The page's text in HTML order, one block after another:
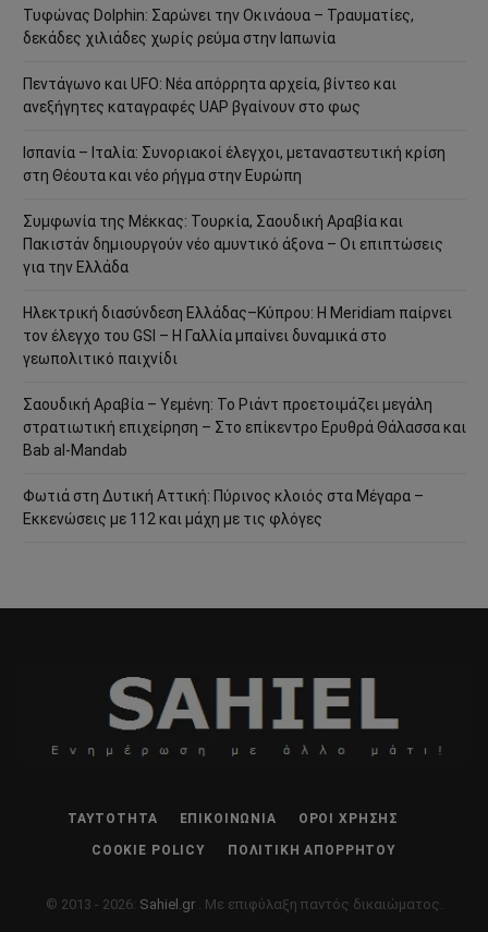
Τυφώνας Dolphin: Σαρώνει την Οκινάουα – Τραυματίες,
δεκάδες χιλιάδες χωρίς ρεύμα στην Ιαπωνία
Πεντάγωνο και UFO: Νέα απόρρητα αρχεία, βίντεο και
ανεξήγητες καταγραφές UAP βγαίνουν στο φως
Ισπανία – Ιταλία: Συνοριακοί έλεγχοι, μεταναστευτική κρίση
στη Θέουτα και νέο ρήγμα στην Ευρώπη
Συμφωνία της Μέκκας: Τουρκία, Σαουδική Αραβία και
Πακιστάν δημιουργούν νέο αμυντικό άξονα – Οι επιπτώσεις
για την Ελλάδα
Ηλεκτρική διασύνδεση Ελλάδας–Κύπρου: Η Meridiam παίρνει
τον έλεγχο του GSI – Η Γαλλία μπαίνει δυναμικά στο
γεωπολιτικό παιχνίδι
Σαουδική Αραβία – Υεμένη: Το Ριάντ προετοιμάζει μεγάλη
στρατιωτική επιχείρηση – Στο επίκεντρο Ερυθρά Θάλασσα και
Bab al-Mandab
Φωτιά στη Δυτική Αττική: Πύρινος κλοιός στα Μέγαρα –
Εκκενώσεις με 112 και μάχη με τις φλόγες
ΤΑΥΤΌΤΗΤΑ ΕΠΙΚΟΙΝΩΝΊΑ ΌΡΟΙ ΧΡΉΣΗΣ
COOKIE POLICY ΠΟΛΙΤΙΚΉ ΑΠΟΡΡΉΤΟΥ
© 2013 - 2026: Sahiel.gr . Με επιφύλαξη παντός δικαιώματος.